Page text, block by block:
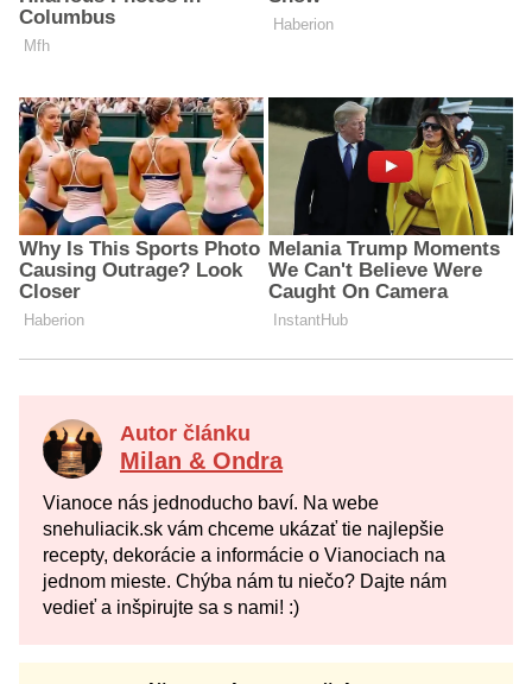
Autor článku
Milan & Ondra
Vianoce nás jednoducho baví. Na webe
snehuliacik.sk vám chceme ukázať tie najlepšie
recepty, dekorácie a informácie o Vianociach na
jednom mieste. Chýba nám tu niečo? Dajte nám
vedieť a inšpirujte sa s nami! :)